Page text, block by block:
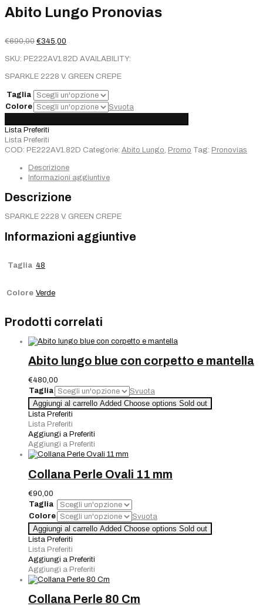
Abito Lungo Pronovias
€690,00 Il
originale
€690,00.
€345,00
attuale
€345,00.
SKU: PE222AV1.82D AVAILABILITY:
SPARKLE 2228 V. GREEN CREPE
Taglia
Colore
Svuota
Lungo
Pronovias
quantità
Lista Preferiti
Lista Preferiti
COD: PE222AV1.82D Categorie: Abito Lungo, Promo Tag: Pronovias
Descrizione
Informazioni aggiuntive
Descrizione
SPARKLE 2228 V. GREEN CREPE
Informazioni aggiuntive
Taglia 48
Colore Verde
Prodotti correlati
Abito lungo blue con corpetto e mantella
€480,00
Taglia
Svuota
Abito
lungo
blue
con
corpetto
e
mantella
quantità
Aggiungi al carrello Added Choose options Sold out
Lista Preferiti
Lista Preferiti
Aggiungi a Preferiti
Aggiungi a Preferiti
Collana Perle Ovali 11 mm
€90,00
Taglia
Colore
Svuota
Collana
Perle
Ovali
11
mm
quantità
Aggiungi al carrello Added Choose options Sold out
Lista Preferiti
Lista Preferiti
Aggiungi a Preferiti
Aggiungi a Preferiti
Collana Perle 80 Cm